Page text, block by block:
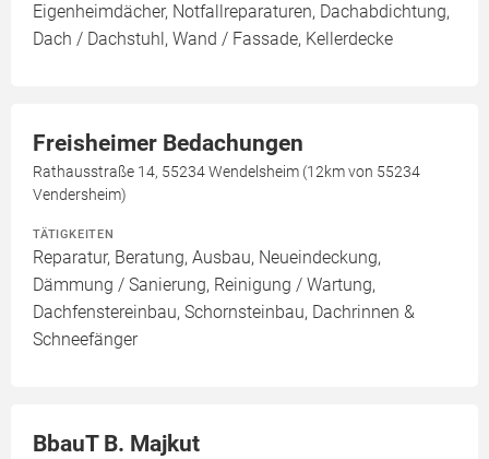
Eigenheimdächer, Notfallreparaturen, Dachabdichtung,
Dach / Dachstuhl, Wand / Fassade, Kellerdecke
Freisheimer Bedachungen
Rathausstraße 14, 55234 Wendelsheim (12km von 55234
Vendersheim)
TÄTIGKEITEN
Reparatur, Beratung, Ausbau, Neueindeckung,
Dämmung / Sanierung, Reinigung / Wartung,
Dachfenstereinbau, Schornsteinbau, Dachrinnen &
Schneefänger
BbauT B. Majkut